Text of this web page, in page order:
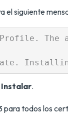
el siguiente
The
Instalar.
para todos los